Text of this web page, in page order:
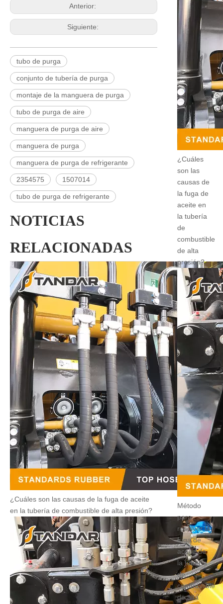
Anterior:
Siguiente:
tubo de purga
conjunto de tubería de purga
montaje de la manguera de purga
tubo de purga de aire
manguera de purga de aire
manguera de purga
manguera de purga de refrigerante
2354575 1507014
tubo de purga de refrigerante
NOTICIAS
RELACIONADAS
¿Cuáles son las causas de la fuga de aceite
en la tubería de combustible de alta presión?
¿Cuáles
son las
causas de
la fuga de
aceite en
la tubería
de
combustible
de alta
presión?
Método
para
resolver la
fuga de
aceite de
la tubería
de
combustible
de alta